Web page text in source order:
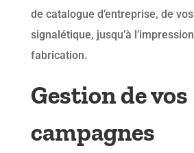
de catalogue d’entreprise, de
signalétique, jusqu’à
fabrication.
Gestion de vos
campagnes